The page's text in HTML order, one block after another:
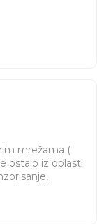
mrežama (
ostalo iz oblasti
objava
u ,